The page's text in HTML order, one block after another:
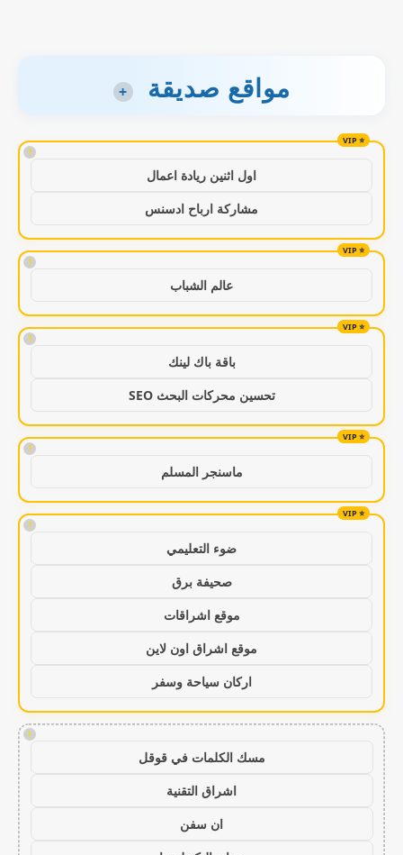
مواقع صديقة +
!
اول اثنين ريادة اعمال
مشاركة ارباح ادسنس
!
عالم الشباب
!
باقة باك لينك
تحسين محركات البحث SEO
!
ماسنجر المسلم
!
ضوء التعليمي
صحيفة برق
موقع اشراقات
موقع اشراق اون لاين
اركان سياحة وسفر
!
مسك الكلمات في قوقل
اشراق التقنية
ان سفن